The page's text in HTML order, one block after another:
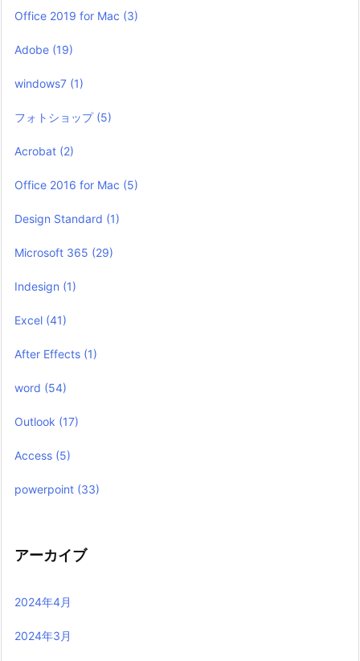
Office 2019 for Mac (3)
Adobe (19)
windows7 (1)
フォトショップ (5)
Acrobat (2)
Office 2016 for Mac (5)
Design Standard (1)
Microsoft 365 (29)
Indesign (1)
Excel (41)
After Effects (1)
word (54)
Outlook (17)
Access (5)
powerpoint (33)
アーカイブ
2024年4月
2024年3月